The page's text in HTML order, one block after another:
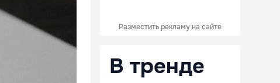
Разместить рекламу на сайте
В тренде